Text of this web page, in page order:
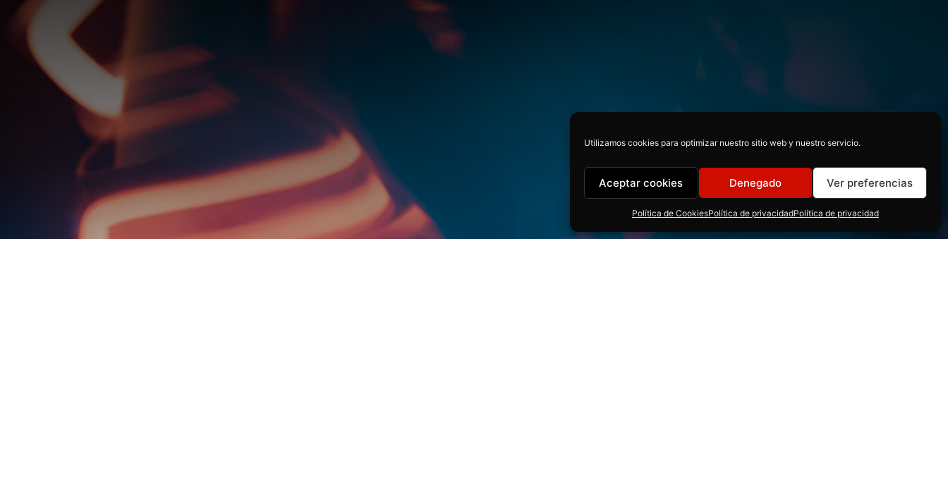
Utilizamos cookies para optimizar nuestro sitio web y nuestro servicio.
Aceptar cookies Denegado Ver preferencias
Política de CookiesPolítica de privacidadPolítica de privacidad